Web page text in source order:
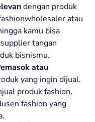
dengan produk
atau
kamu bisa
tangan
bisnismu.
atau
yang ingin dijual.
produk fashion,
fashion yang